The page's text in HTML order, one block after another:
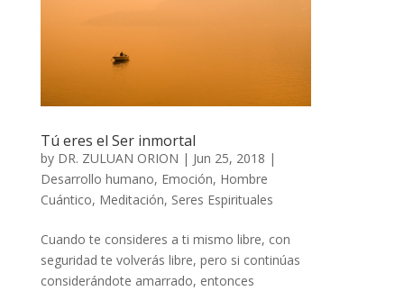
Tú eres el Ser inmortal
by DR. ZULUAN ORION | Jun 25, 2018 |
Desarrollo humano, Emoción, Hombre
Cuántico, Meditación, Seres Espirituales
Cuando te consideres a ti mismo libre, con
seguridad te volverás libre, pero si continúas
considerándote amarrado, entonces